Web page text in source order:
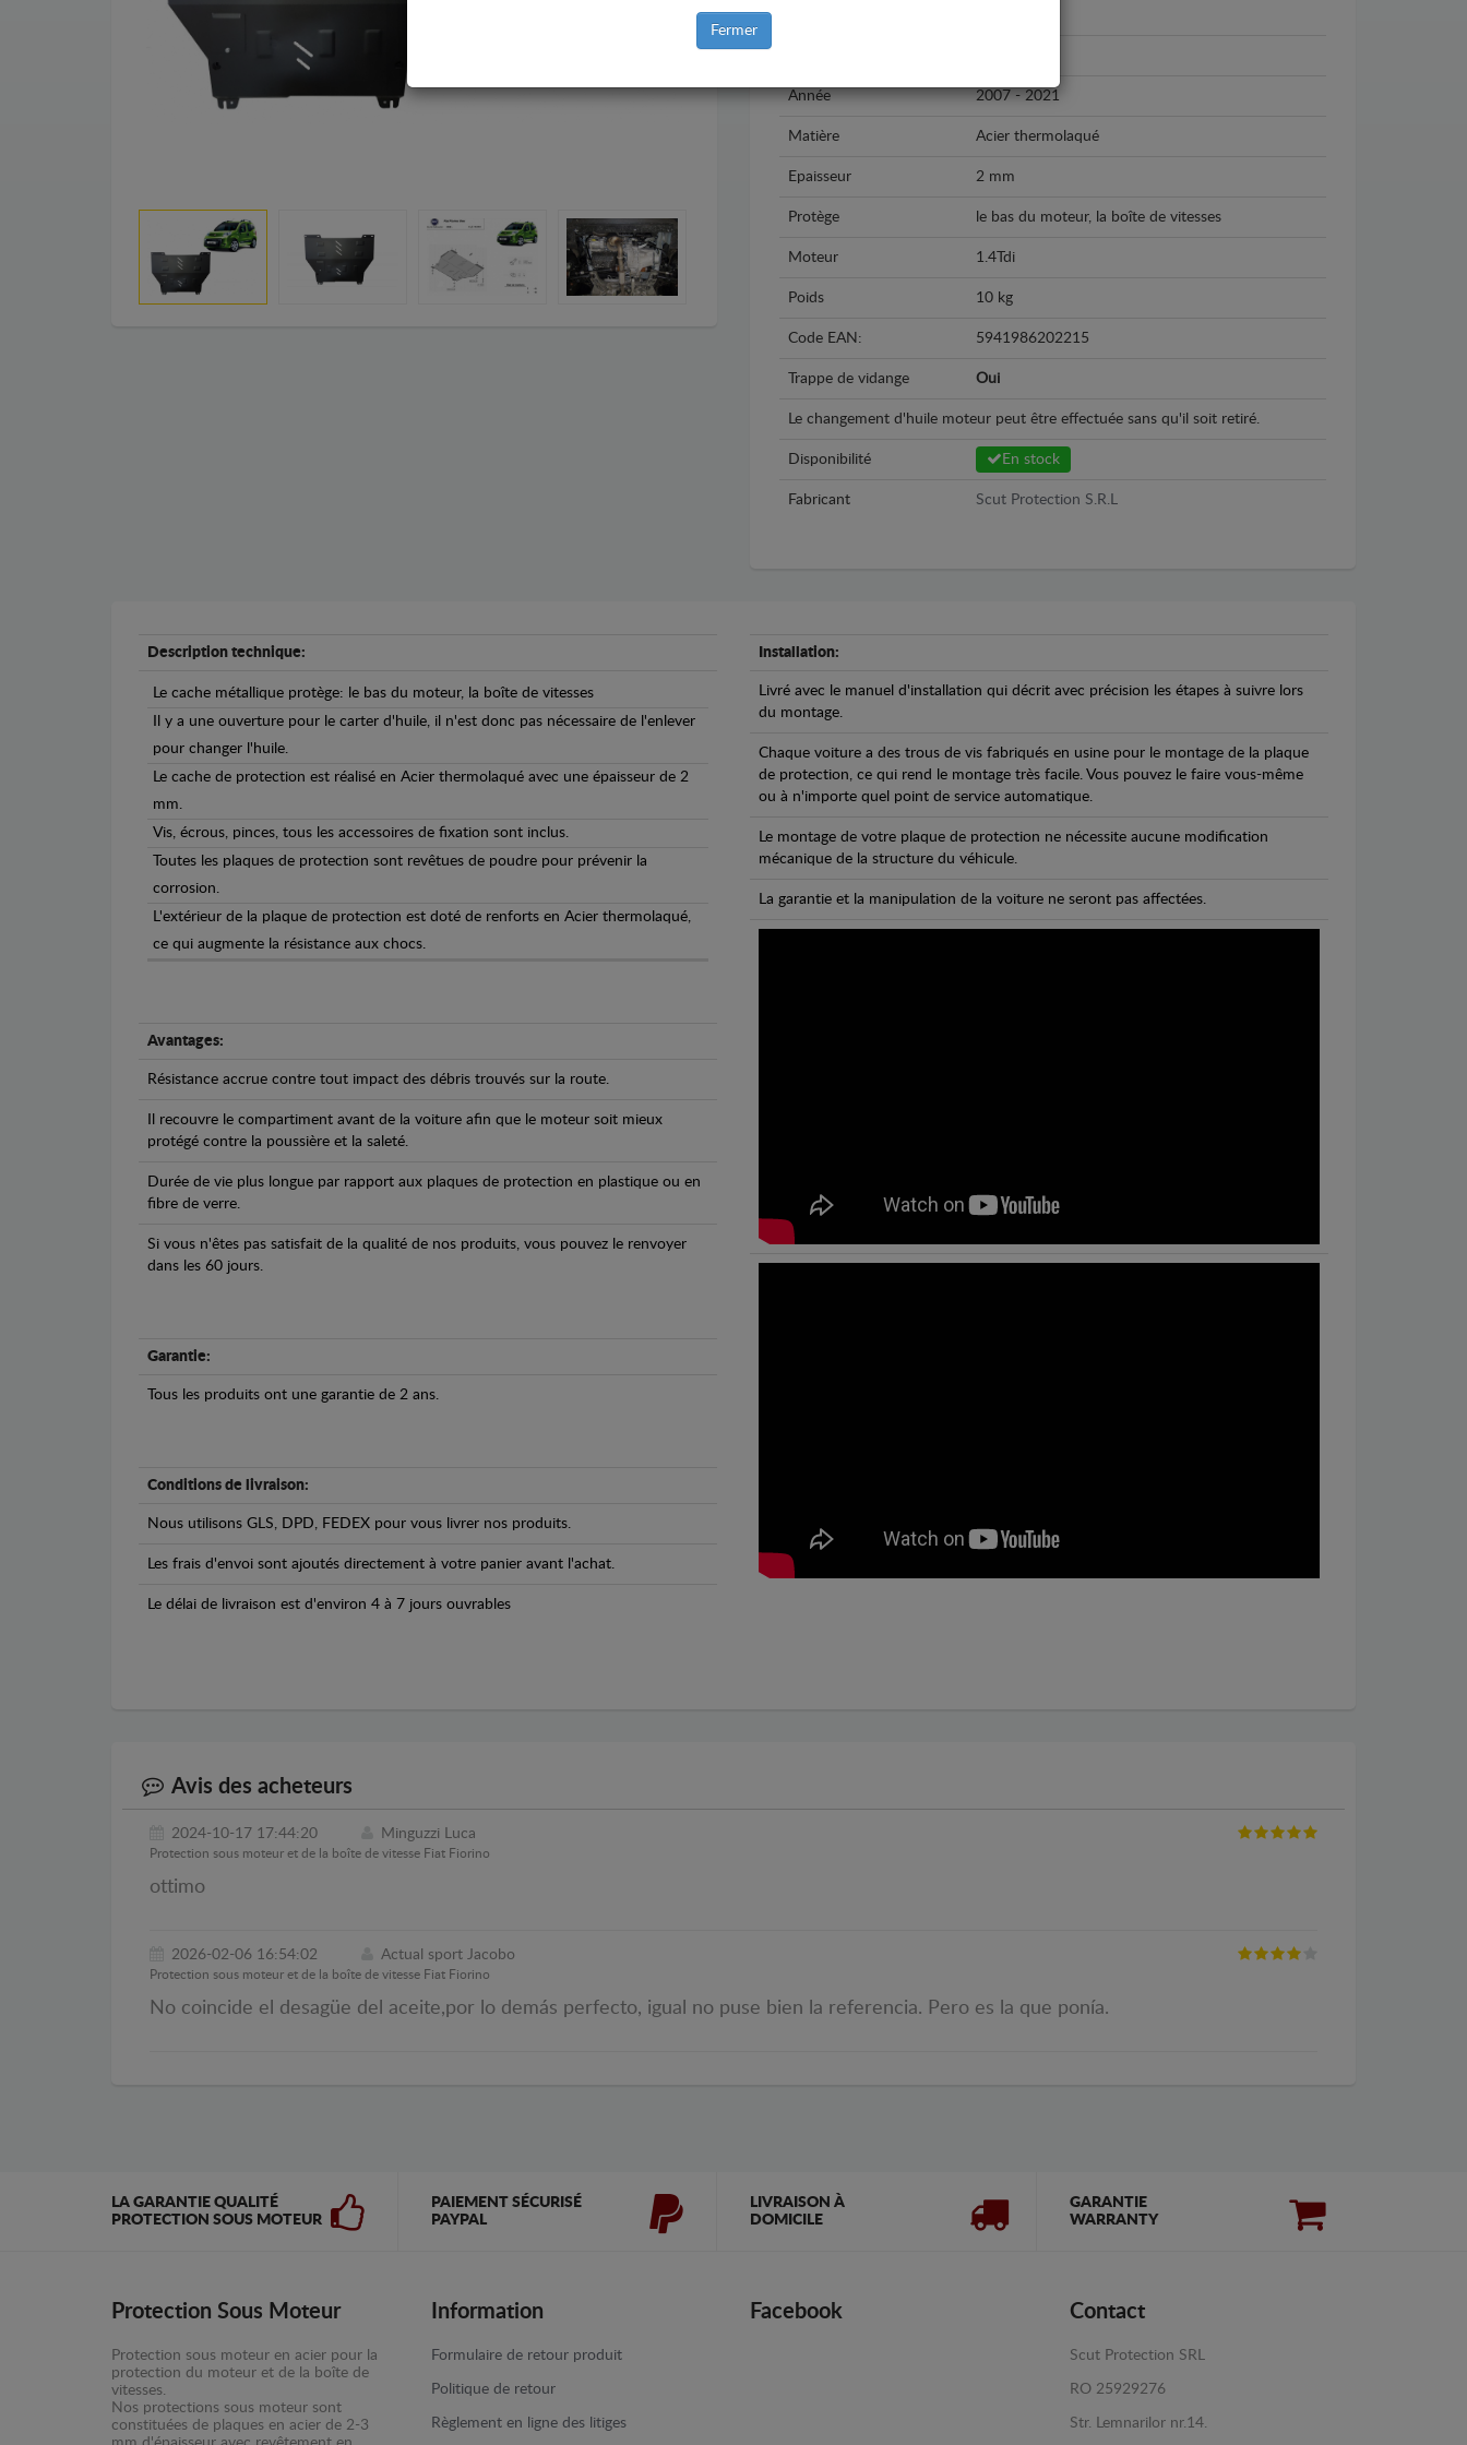
Année 2007 - 2021
Matière Acier thermolaqué
Epaisseur 2 mm
Protège le bas du moteur, la boîte de vitesses
Moteur 1.4Tdi
Poids 10 kg
Code EAN: 5941986202215
Trappe de vidange Oui
Le changement d'huile moteur peut être effectuée sans qu'il soit retiré.
Disponibilité En stock
Fabricant Scut Protection S.R.L
Description technique:
Le cache métallique protège: le bas du moteur, la boîte de vitesses
Il y a une ouverture pour le carter d'huile, il n'est donc pas nécessaire de l'enlever
pour changer l'huile.
Le cache de protection est réalisé en Acier thermolaqué avec une épaisseur de 2
mm.
Vis, écrous, pinces, tous les accessoires de fixation sont inclus.
Toutes les plaques de protection sont revêtues de poudre pour prévenir la
corrosion.
L'extérieur de la plaque de protection est doté de renforts en Acier thermolaqué,
ce qui augmente la résistance aux chocs.
Avantages:
Résistance accrue contre tout impact des débris trouvés sur la route.
Il recouvre le compartiment avant de la voiture afin que le moteur soit mieux
protégé contre la poussière et la saleté.
Durée de vie plus longue par rapport aux plaques de protection en plastique ou en
fibre de verre.
Si vous n'êtes pas satisfait de la qualité de nos produits, vous pouvez le renvoyer
dans les 60 jours.
Garantie:
Tous les produits ont une garantie de 2 ans.
Conditions de livraison:
Nous utilisons GLS, DPD, FEDEX pour vous livrer nos produits.
Les frais d'envoi sont ajoutés directement à votre panier avant l'achat.
Le délai de livraison est d'environ 4 à 7 jours ouvrables
Installation:
Livré avec le manuel d'installation qui décrit avec précision les étapes à suivre lors
du montage.
Chaque voiture a des trous de vis fabriqués en usine pour le montage de la plaque
de protection, ce qui rend le montage très facile. Vous pouvez le faire vous-même
ou à n'importe quel point de service automatique.
Le montage de votre plaque de protection ne nécessite aucune modification
mécanique de la structure du véhicule.
La garantie et la manipulation de la voiture ne seront pas affectées.
Avis des acheteurs
2024-10-17 17:44:20 Minguzzi Luca
Protection sous moteur et de la boîte de vitesse Fiat Fiorino
ottimo
2026-02-06 16:54:02 Actual sport Jacobo
Protection sous moteur et de la boîte de vitesse Fiat Fiorino
No coincide el desagüe del aceite,por lo demás perfecto, igual no puse bien la referencia. Pero es la que ponía.
LA GARANTIE QUALITÉ
PROTECTION SOUS MOTEUR
PAIEMENT SÉCURISÉ
PAYPAL
LIVRAISON À
DOMICILE
GARANTIE
WARRANTY
Protection Sous Moteur
Protection sous moteur en acier pour la
protection du moteur et de la boîte de
vitesses.
Nos protections sous moteur sont
constituées de plaques en acier de 2-3
Information
Formulaire de retour produit
Politique de retour
Règlement en ligne des litiges
Facebook Contact
Scut Protection SRL
RO 25929276
Str. Lemnarilor nr.14.
Fermer